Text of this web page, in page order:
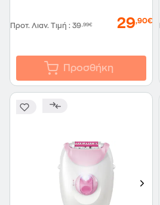
Προτ. Λιαν. Τιμή : 39,99€ 29,90€
Προσθήκη